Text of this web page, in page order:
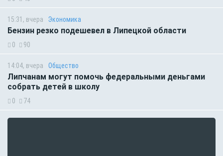
15:31, вчера Экономика
Бензин резко подешевел в Липецкой области
0 90
14:04, вчера Общество
Липчанам могут помочь федеральными деньгами
собрать детей в школу
0 74